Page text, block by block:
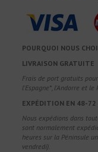
POURQUOI NOUS
LIVRAISON GRATUITE
Frais de port gratuits
l'Espagne*, l'Andorre et
EXPÉDITION EN 48-72
Nous expédions dans
sont normalement
heures sur la Péninsule
vendredi).